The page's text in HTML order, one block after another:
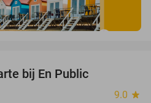
bij En Public
9.0 star